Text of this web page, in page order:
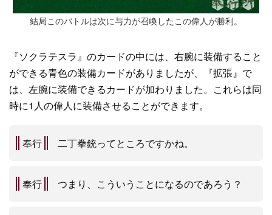
結局このバトルは次に与力が召喚したこの偉人が勝利。
『ソクラテスラ』のカードの中には、右腕に装備すること
ができる青色の装備カードがありましたが、『拡張』で
は、左腕に装備できるカードが加わりました。これらは同
時に1人の偉人に装備させることができます。
奉行 二丁拳銃ってところですかね。
奉行 つまり、こういうことになるのであろう？